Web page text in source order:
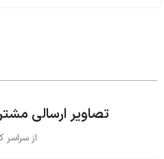
تصاویر ارسالی
از سراسر